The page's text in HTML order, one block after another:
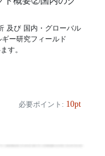
及び 国内・グローバル
ー研究フィールド
す。
必要ポイント: 10pt